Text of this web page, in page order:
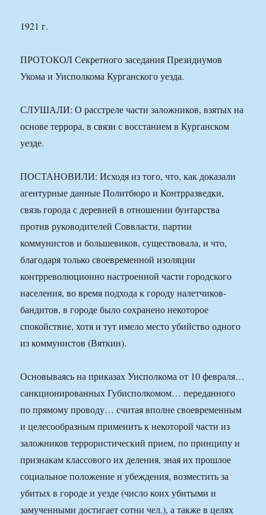
1921 г.
ПРОТОКОЛ Секретного заседания Президиумов
Укома и Уисполкома Курганского уезда.
СЛУШАЛИ: О расстреле части заложников, взятых на
основе террора, в связи с восстанием в Курганском
уезде.
ПОСТАНОВИЛИ: Исходя из того, что, как доказали
агентурные данные Политбюро и Контрразведки,
связь города с деревней в отношении бунтарства
против руководителей Соввласти, партии
коммунистов и большевиков, существовала, и что,
благодаря только своевременной изоляции
контрреволюционно настроенной части городского
населения, во время подхода к городу налетчиков-
бандитов, в городе было сохранено некоторое
спокойствие, хотя и тут имело место убийство одного
из коммунистов (Вяткин).
Основываясь на приказах Уисполкома от 10 февраля…
санкционированных Губисполкомом… переданного
по прямому проводу… считая вполне своевременным
и целесообразным применить к некоторой части из
заложников террористический прием, по принципу и
признакам классового их деления, зная их прошлое
социальное положение и убеждения, возместить за
убитых в городе и уезде (число коих убитыми и
замученными достигает сотни чел.), а также в целях